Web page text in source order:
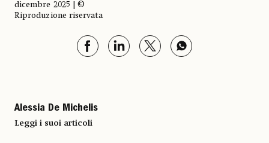
dicembre 2025 | ©
Riproduzione riservata
Alessia De Michelis
Leggi i suoi articoli